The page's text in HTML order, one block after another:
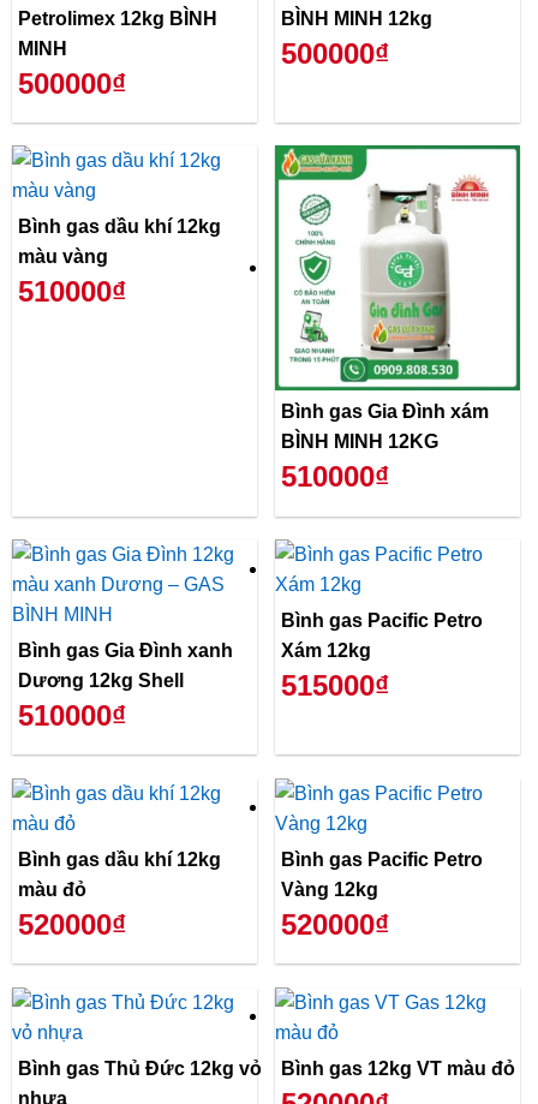
Petrolimex 12kg BÌNH
MINH
500000₫
BÌNH MINH 12kg
500000₫
Bình gas dầu khí 12kg
màu vàng
510000₫
Bình gas Gia Đình xám
BÌNH MINH 12KG
510000₫
Bình gas Gia Đình xanh
Dương 12kg Shell
510000₫
Bình gas Pacific Petro
Xám 12kg
515000₫
Bình gas dầu khí 12kg
màu đỏ
520000₫
Bình gas Pacific Petro
Vàng 12kg
520000₫
Bình gas Thủ Đức 12kg vỏ
nhựa
Bình gas 12kg VT màu đỏ